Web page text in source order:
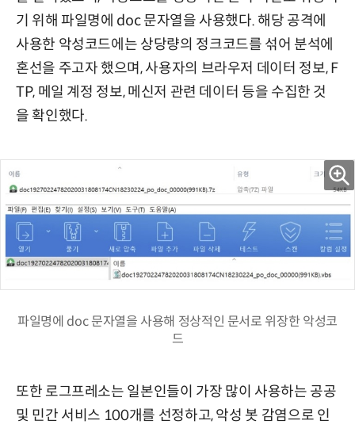
기 위해 파일명에 doc 문자열을 사용했다. 해당 공격에
사용한 악성코드에는 상당량의 정크코드를 섞어 분석에
혼선을 주고자 했으며, 사용자의 브라우저 데이터 정보, F
TP, 메일 계정 정보, 메신저 관련 데이터 등을 수집한 것
을 확인했다.
파일명에 doc 문자열을 사용해 정상적인 문서로 위장한 악성코
드
또한 로그프레소는 일본인들이 가장 많이 사용하는 공공
및 민간 서비스 100개를 선정하고, 악성 봇 감염으로 인